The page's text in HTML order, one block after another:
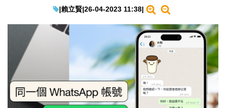
|賴立賢|26-04-2023 11:38|